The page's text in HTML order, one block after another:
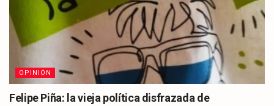
OPINIÓN
Felipe Piña: la vieja política disfrazada de